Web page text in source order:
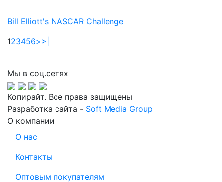
Bill Elliott's NASCAR Challenge
123456>>|
Мы в соц.сетях
Копирайт. Все права защищены
Разработка сайта - Soft Media Group
О компании
О нас
Контакты
Оптовым покупателям